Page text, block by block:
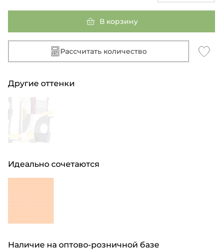
В корзину
Рассчитать количество
Другие оттенки
Идеально сочетаются
Наличие на оптово-розничной базе